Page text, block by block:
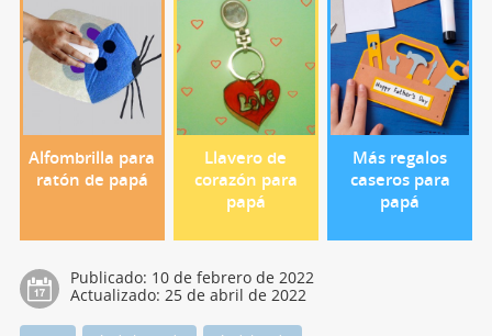
Alfombrilla para
ratón de papá
Llavero de
corazón para
papá
Más regalos
caseros para
papá
Publicado: 10 de febrero de 2022
Actualizado: 25 de abril de 2022